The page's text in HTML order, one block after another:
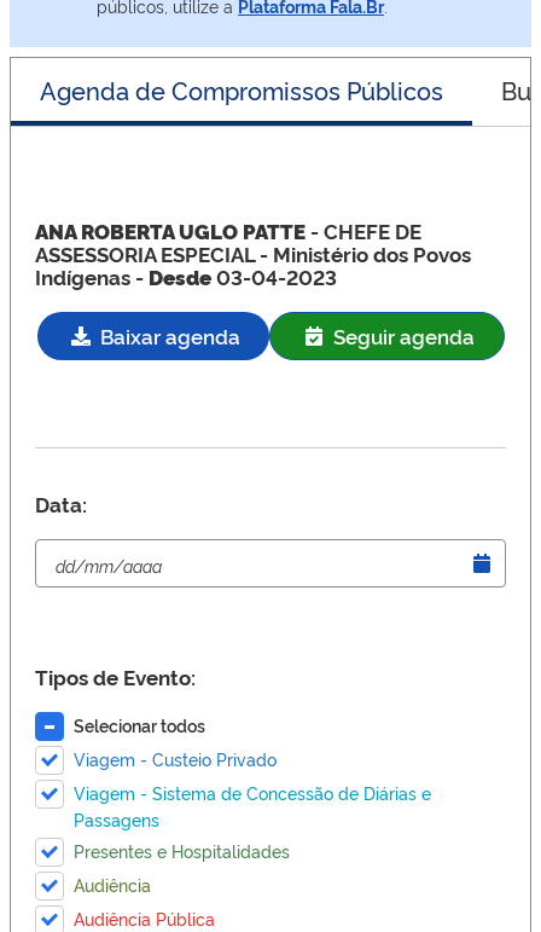
públicos, utilize a Plataforma Fala.Br.
Agenda de Compromissos Públicos
ANA ROBERTA UGLO PATTE - CHEFE DE
ASSESSORIA ESPECIAL- Ministério dos Povos
Indígenas - Desde03-04-2023
Baixar agenda Seguir agenda
Data:
Tipos de Evento:
Selecionar todos
Viagem - Custeio Privado
Viagem - Sistema de Concessão de Diárias e
Passagens
Presentes e Hospitalidades
Audiência
Audiência Pública